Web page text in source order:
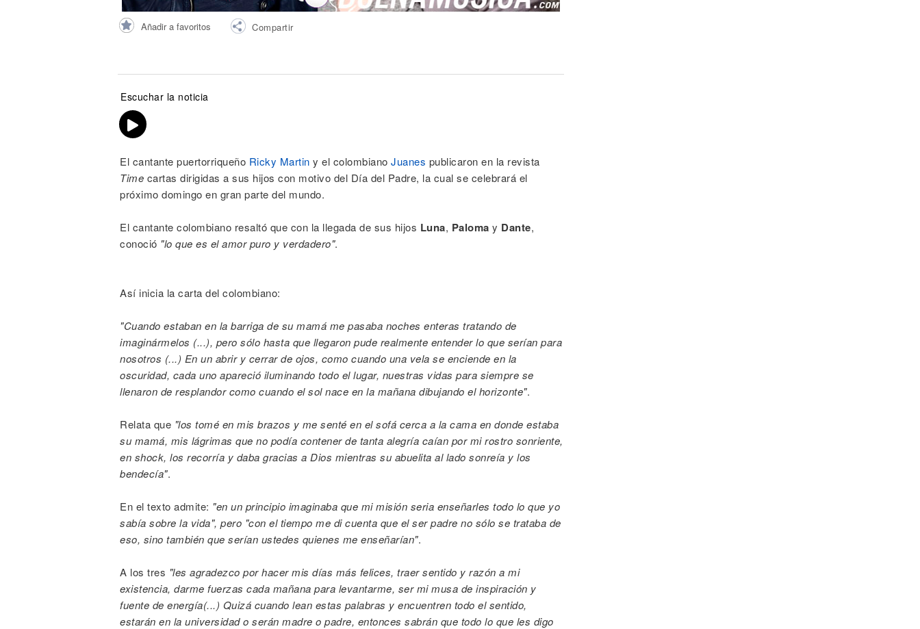
Añadir a favoritos Compartir
Escuchar la noticia
El cantante puertorriqueño Ricky Martin y el colombiano Juanes publicaron en la revista
Time cartas dirigidas a sus hijos con motivo del Día del Padre, la cual se celebrará el
próximo domingo en gran parte del mundo.
El cantante colombiano resaltó que con la llegada de sus hijos Luna, Paloma y Dante,
conoció "lo que es el amor puro y verdadero".
Así inicia la carta del colombiano:
"Cuando estaban en la barriga de su mamá me pasaba noches enteras tratando de
imaginármelos (...), pero sólo hasta que llegaron pude realmente entender lo que serían para
nosotros (...) En un abrir y cerrar de ojos, como cuando una vela se enciende en la
oscuridad, cada uno apareció iluminando todo el lugar, nuestras vidas para siempre se
llenaron de resplandor como cuando el sol nace en la mañana dibujando el horizonte".
Relata que "los tomé en mis brazos y me senté en el sofá cerca a la cama en donde estaba
su mamá, mis lágrimas que no podía contener de tanta alegría caían por mi rostro sonriente,
en shock, los recorría y daba gracias a Dios mientras su abuelita al lado sonreía y los
bendecía".
En el texto admite: "en un principio imaginaba que mi misión seria enseñarles todo lo que yo
sabía sobre la vida", pero "con el tiempo me di cuenta que el ser padre no sólo se trataba de
eso, sino también que serían ustedes quienes me enseñarían".
A los tres "les agradezco por hacer mis días más felices, traer sentido y razón a mi
existencia, darme fuerzas cada mañana para levantarme, ser mi musa de inspiración y
fuente de energía(...) Quizá cuando lean estas palabras y encuentren todo el sentido,
estarán en la universidad o serán madre o padre, entonces sabrán que todo lo que les digo